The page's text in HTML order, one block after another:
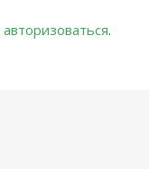
авторизоваться.